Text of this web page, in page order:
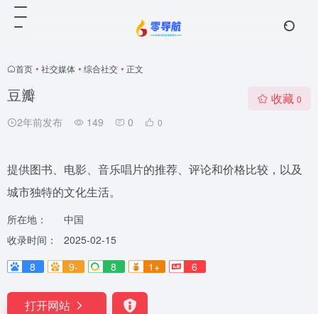
首页 • 社交媒体 • 综合社交 • 正文
豆瓣
2年前发布 149 0 0
收藏 0
提供图书、电影、音乐唱片的推荐、评论和价格比较，以及
城市独特的文化生活。
所在地：
中国
收录时间：
2025-02-15
8
9- 8 1+ 6
打开网站